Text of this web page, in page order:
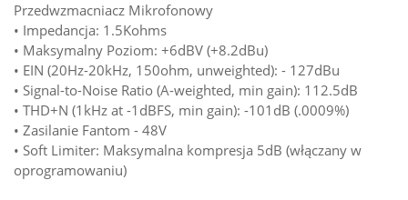
Przedwzmacniacz Mikrofonowy
• Impedancja: 1.5Kohms
• Maksymalny Poziom: +6dBV (+8.2dBu)
• EIN (20Hz-20kHz, 150ohm, unweighted): - 127dBu
• Signal-to-Noise Ratio (A-weighted, min gain): 112.5dB
• THD+N (1kHz at -1dBFS, min gain): -101dB (.0009%)
• Zasilanie Fantom - 48V
• Soft Limiter: Maksymalna kompresja 5dB (włączany w
oprogramowaniu)